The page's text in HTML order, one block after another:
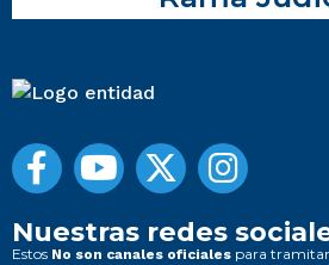
Nuestras redes
Estos No son canales oficiales para tramitar